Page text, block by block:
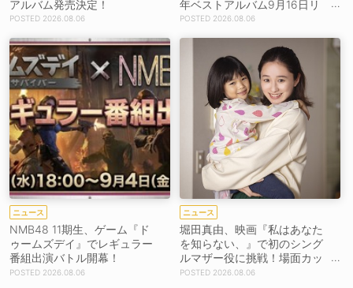
アルバム発売決定！
2026.08.06
年ベストアルバム9月16日リ
リース！2026.08.06
ニュース
NMB48 11期生、ゲーム『ド
ゥームズデイ』でレギュラー
番組出演バトル開幕！
2026.08.06
ニュース
堀田真由、映画『私はあなた
を知らない、』で初のシング
ルマザー役に挑戦！場面カッ
トを解禁！【コメントあり】
2026.08.06